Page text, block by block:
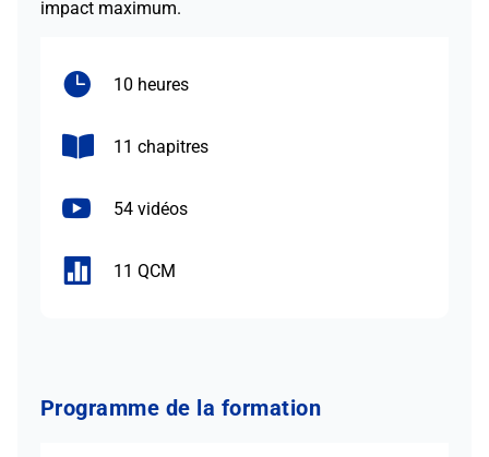
impact maximum.
 10 heures
 11 chapitres
 54 vidéos
 11 QCM
Programme de la formation